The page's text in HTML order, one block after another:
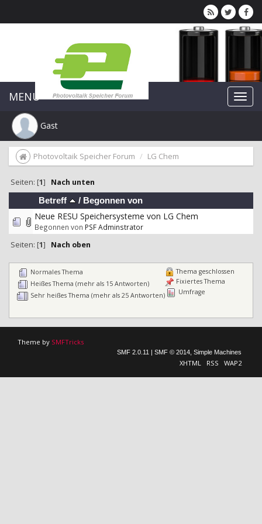
MENU
Gast
Photovoltaik Speicher Forum LG Chem
Seiten: [1] Nach unten
Betreff / Begonnen von
Neue RESU Speichersysteme von LG Chem
Begonnen von PSF Adminstrator
Seiten: [1] Nach oben
Normales Thema
Heißes Thema (mehr als 15 Antworten)
Sehr heißes Thema (mehr als 25 Antworten)
Thema geschlossen
Fixiertes Thema
Umfrage
Theme by SMFTricks
SMF 2.0.11 SMF © 2014, Simple Machines
XHTML RSS WAP2